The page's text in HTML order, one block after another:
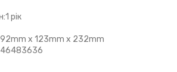
рік
х 123mm х 232mm